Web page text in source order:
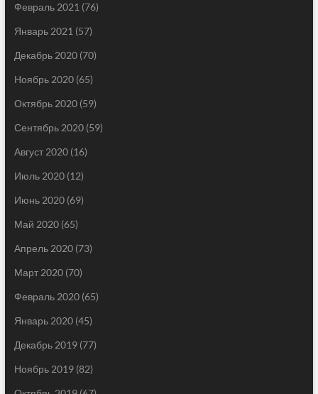
Февраль 2021 (76)
Январь 2021 (57)
Декабрь 2020(70)
Ноябрь 2020(65)
Октябрь 2020(59)
Сентябрь 2020(59)
Август 2020(16)
Июль 2020(12)
Июнь 2020(69)
Май 2020(65)
Апрель 2020(73)
Март 2020(70)
Февраль 2020(65)
Январь 2020(45)
Декабрь 2019(77)
Ноябрь 2019(82)